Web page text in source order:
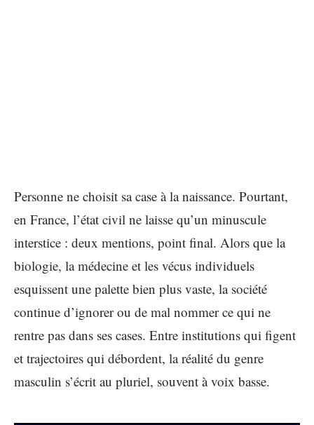
Personne ne choisit sa case à la naissance. Pourtant,
en France, l’état civil ne laisse qu’un minuscule
interstice : deux mentions, point final. Alors que la
biologie, la médecine et les vécus individuels
esquissent une palette bien plus vaste, la société
continue d’ignorer ou de mal nommer ce qui ne
rentre pas dans ses cases. Entre institutions qui figent
et trajectoires qui débordent, la réalité du genre
masculin s’écrit au pluriel, souvent à voix basse.